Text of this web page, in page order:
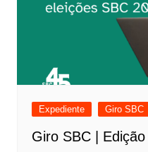
Expediente Giro SBC
Giro SBC |